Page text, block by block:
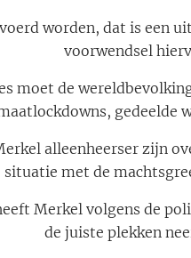
worden, dat is een
voorwendsel
moet de
gedeelde
alleenheerser zijn
met de
Merkel volgens de
de juiste plekken